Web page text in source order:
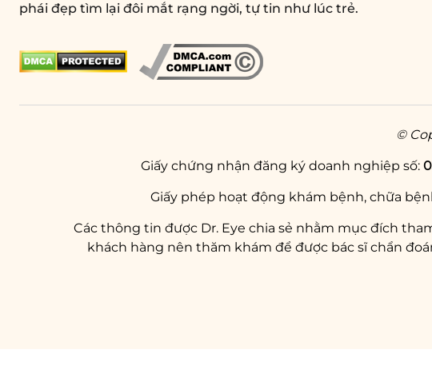
phái đẹp tìm lại đôi mắt rạng ngời, tự tin như lúc trẻ.
©
Giấy chứng nhận đăng ký doanh nghiệp số:
Giấy phép hoạt động khám bệnh, chữa
Các thông tin được Dr. Eye chia sẻ nhằm mục đích
khách hàng nên thăm khám để được bác sĩ chẩn